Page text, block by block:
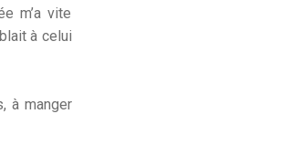
m’a vite
à celui
à manger